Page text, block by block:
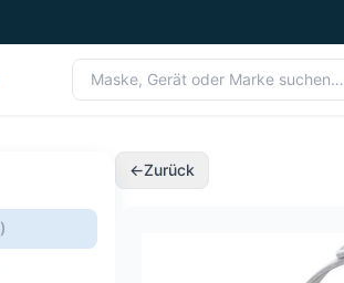
)
←Zurück